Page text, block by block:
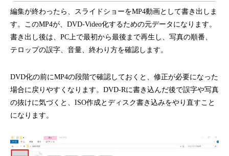
編集が終わったら、スライドショーをMP4動画として書き出しま
す。このMP4が、DVD-Video化するための元データになります。
書き出し後は、PC上で最初から最後まで再生し、写真の順番、
テロップの誤字、音量、終わり方を確認します。
DVD化の前にMP4の段階で確認しておくと、修正が必要になった
場合に戻りやすくなります。DVD-Rに書き込んだ後で誤字や写真
の抜けに気づくと、ISO作成とディスク書き込みをやり直すこと
になります。